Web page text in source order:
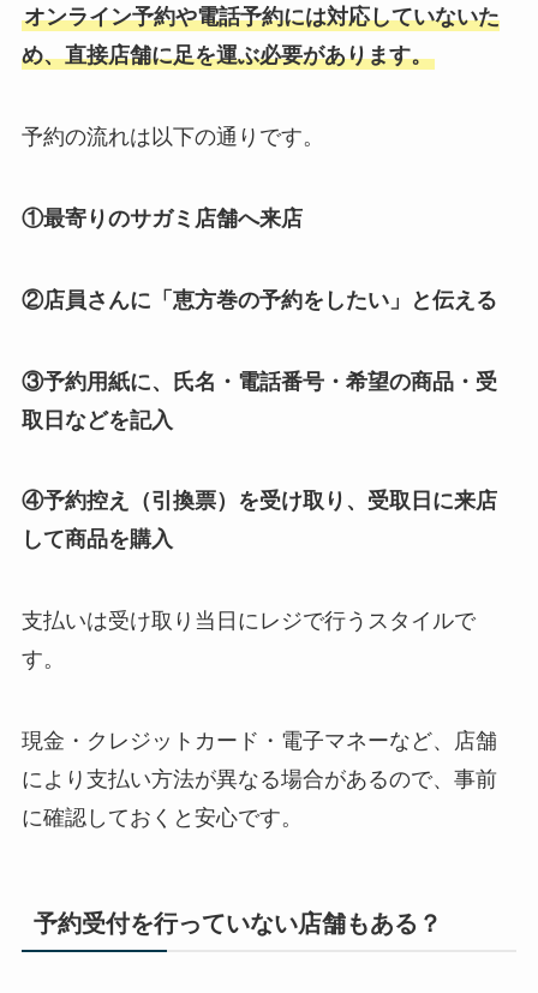
オンライン予約や電話予約には対応していないた
め、直接店舗に足を運ぶ必要があります。
予約の流れは以下の通りです。
①最寄りのサガミ店舗へ来店
②店員さんに「恵方巻の予約をしたい」と伝える
③予約用紙に、氏名・電話番号・希望の商品・受
取日などを記入
④予約控え（引換票）を受け取り、受取日に来店
して商品を購入
支払いは受け取り当日にレジで行うスタイルで
す。
現金・クレジットカード・電子マネーなど、店舗
により支払い方法が異なる場合があるので、事前
に確認しておくと安心です。
予約受付を行っていない店舗もある？